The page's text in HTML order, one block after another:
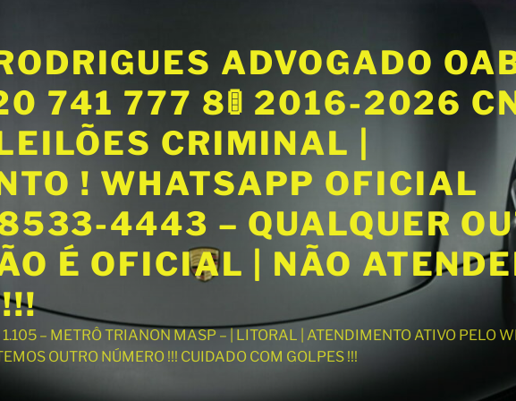
ADVOGADO
741 777 8🚦 2016-2026
CRIMINAL |
! WHATSAPP OFICIAL
4443 – QUALQUER
É OFICIAL | NÃO
– METRÔ TRIANON MASP – | LITORAL | ATENDIMENTO ATIVO PELO
OUTRO NÚMERO !!! CUIDADO COM GOLPES !!!